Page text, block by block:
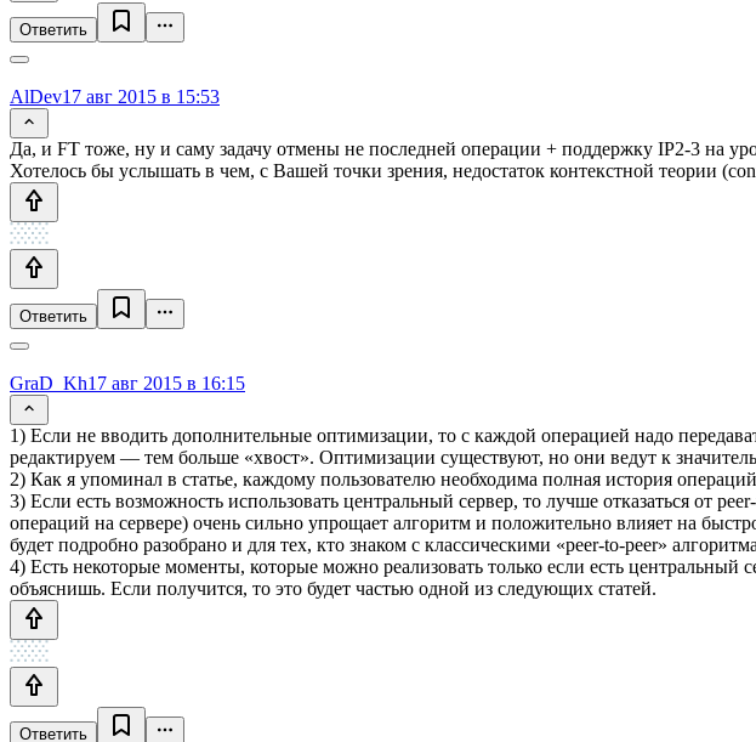
Ответить
AlDev17 авг 2015 в 15:53
Да, и FT тоже, ну и саму задачу отмены не последней операции + поддержку IP2-3 на
Хотелось бы услышать в чем, с Вашей точки зрения, недостаток контекстной теории
Ответить
GraD_Kh17 авг 2015 в 16:15
1) Если не вводить дополнительные оптимизации, то с каждой операцией надо
редактируем — тем больше «хвост». Оптимизации существуют, но они ведут к
2) Как я упоминал в статье, каждому пользователю необходима полная история
3) Если есть возможность использовать центральный сервер, то лучше отказаться от
операций на сервере) очень сильно упрощает алгоритм и положительно влияет на
будет подробно разобрано и для тех, кто знаком с классическими «peer-to-peer»
4) Есть некоторые моменты, которые можно реализовать только если есть
объяснишь. Если получится, то это будет частью одной из следующих статей.
Ответить